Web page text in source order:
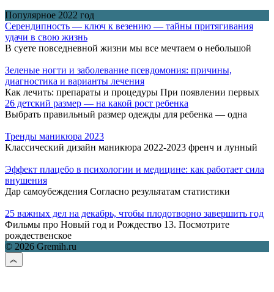
Популярное 2022 год
Серендипность — ключ к везению — тайны притягивания
удачи в свою жизнь
В суете повседневной жизни мы все мечтаем о небольшой
Зеленые ногти и заболевание псевдомония: причины,
диагностика и варианты лечения
Как лечить: препараты и процедуры При появлении первых
26 детский размер — на какой рост ребенка
Выбрать правильный размер одежды для ребенка — одна
Тренды маникюра 2023
Классический дизайн маникюра 2022-2023 френч и лунный
Эффект плацебо в психологии и медицине: как работает сила
внушения
Дар самоубеждения Согласно результатам статистики
25 важных дел на декабрь, чтобы плодотворно завершить год
Фильмы про Новый год и Рождество 13. Посмотрите
рождественское
© 2026 Gremih.ru